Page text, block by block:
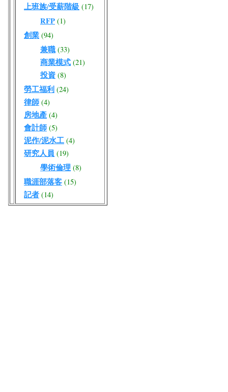
上班族/受薪階級 (17)
RFP (1)
創業 (94)
兼職 (33)
商業模式 (21)
投資 (8)
勞工福利 (24)
律師 (4)
房地產 (4)
會計師 (5)
泥作/泥水工 (4)
研究人員 (19)
學術倫理 (8)
職涯部落客 (15)
記者 (14)